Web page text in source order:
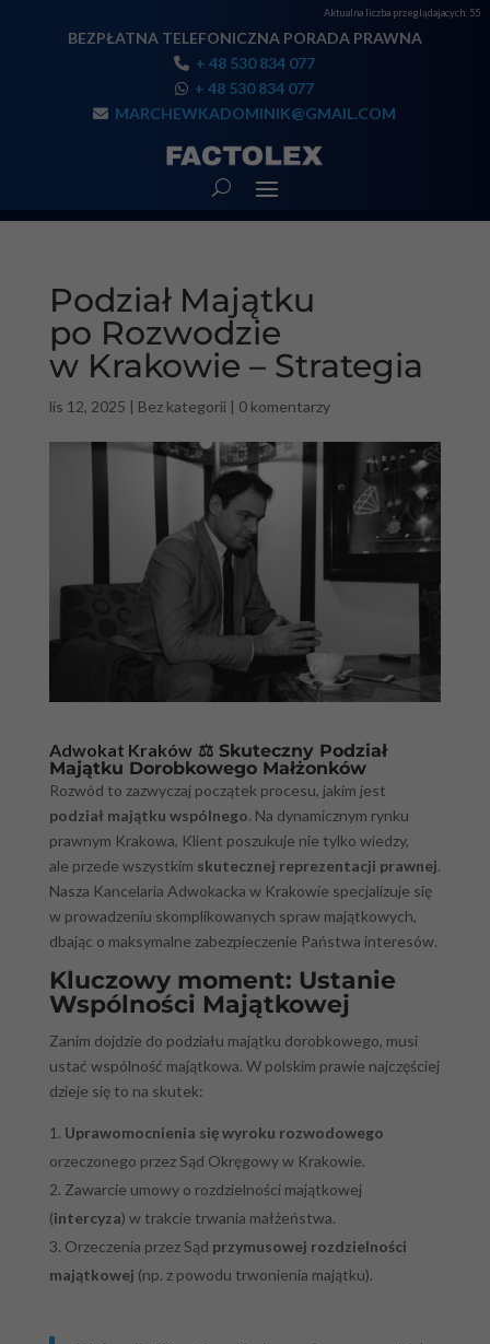
Aktualna liczba przeglądajacych: 55
BEZPŁATNA TELEFONICZNA PORADA PRAWNA
+ 48 530 834 077
+ 48 530 834 077
MARCHEWKADOMINIK@GMAIL.COM
Podział Majątku
po Rozwodzie
w Krakowie – Strategia
lis 12, 2025 | Bez kategorii| 0 komentarzy
Adwokat Kraków⚖️ Skuteczny Podział
Majątku Dorobkowego Małżonków
Rozwód to zazwyczaj początek procesu, jakim jest
podział majątku wspólnego. Na dynamicznym rynku
prawnym Krakowa, Klient poszukuje nie tylko wiedzy,
ale przede wszystkim skutecznej reprezentacji prawnej.
Nasza Kancelaria Adwokacka w Krakowie specjalizuje się
w prowadzeniu skomplikowanych spraw majątkowych,
dbając o maksymalne zabezpieczenie Państwa interesów.
Kluczowy moment: Ustanie
Wspólności Majątkowej
Zanim dojdzie do podziału majątku dorobkowego, musi
ustać wspólność majątkowa. W polskim prawie najczęściej
dzieje się to na skutek:
Uprawomocnienia się wyroku rozwodowego
orzeczonego przez Sąd Okręgowy w Krakowie.
Zawarcie umowy o rozdzielności majątkowej
(intercyza) w trakcie trwania małżeństwa.
Orzeczenia przez Sąd przymusowej rozdzielności
majątkowej (np. z powodu trwonienia majątku).